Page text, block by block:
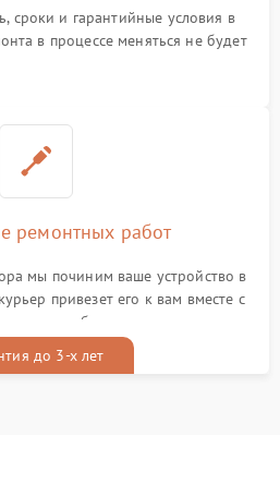
сроки и гарантийные условия в
в процессе меняться не будет
ремонтных работ
мы починим ваше устройство в
привезет его к вам вместе с
талоном бесплатно
до 3-х лет